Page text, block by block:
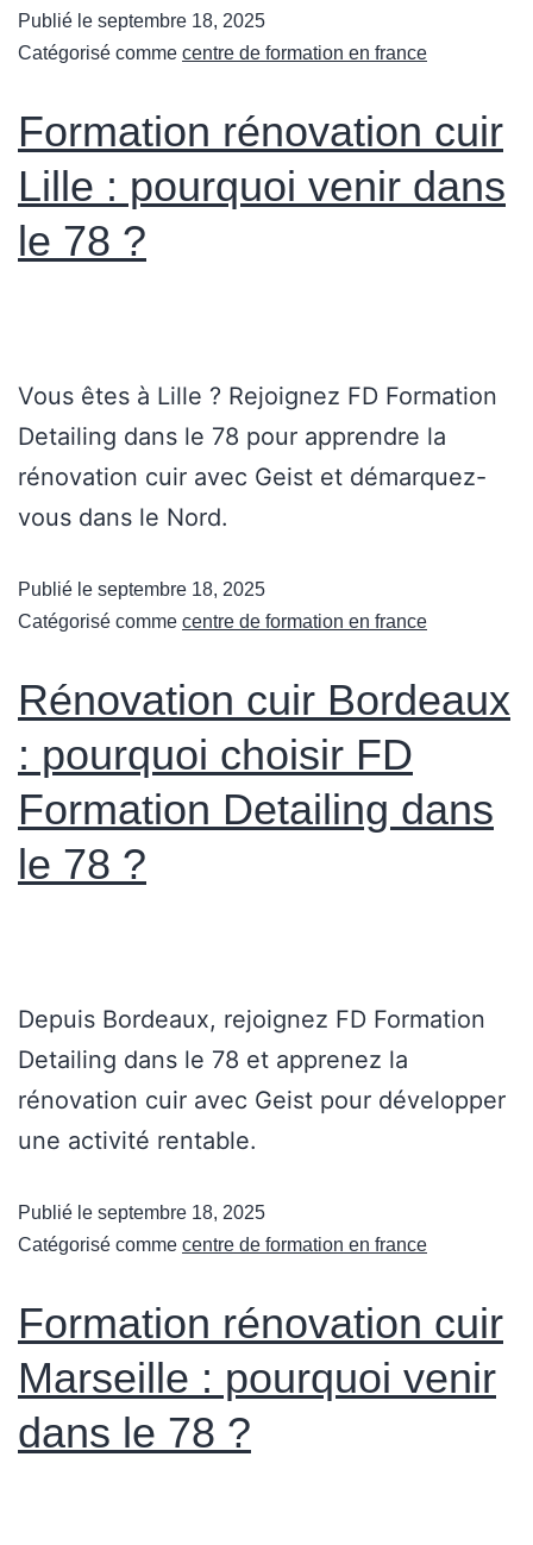
Publié le septembre 18, 2025
Catégorisé comme centre de formation en france
Formation rénovation cuir
Lille : pourquoi venir dans
le 78 ?
Vous êtes à Lille ? Rejoignez FD Formation
Detailing dans le 78 pour apprendre la
rénovation cuir avec Geist et démarquez-
vous dans le Nord.
Publié le septembre 18, 2025
Catégorisé comme centre de formation en france
Rénovation cuir Bordeaux
: pourquoi choisir FD
Formation Detailing dans
le 78 ?
Depuis Bordeaux, rejoignez FD Formation
Detailing dans le 78 et apprenez la
rénovation cuir avec Geist pour développer
une activité rentable.
Publié le septembre 18, 2025
Catégorisé comme centre de formation en france
Formation rénovation cuir
Marseille : pourquoi venir
dans le 78 ?